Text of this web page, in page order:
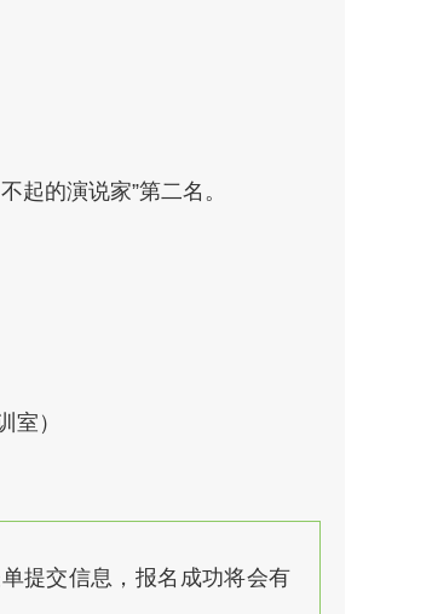
起的演说家”第二名。
室）
提交信息，报名成功将会有